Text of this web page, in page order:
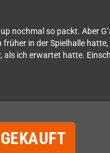
nochmal so packt. Aber
in der Spielhalle
ich erwartet hatte.